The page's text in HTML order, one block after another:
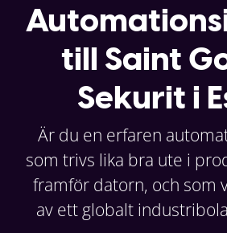
till Saint
Sekurit i
Är du en erfaren
som trivs lika bra ute i
framför datorn, och som
av ett globalt